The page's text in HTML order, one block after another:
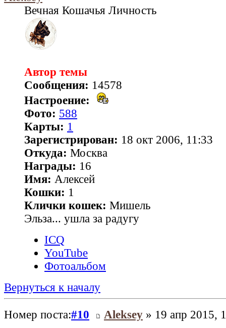
Вечная Кошачья Личность
Автор темы
Сообщения: 14578
Настроение:
Фото: 588
Карты: 1
Зарегистрирован: 18 окт 2006, 11:33
Откуда: Москва
Награды: 16
Имя: Алексей
Кошки: 1
Клички кошек: Мишель
Эльза... ушла за радугу
ICQ
YouTube
Фотоальбом
Вернуться к началу
Номер поста:#10 Aleksey » 19 апр 2015,